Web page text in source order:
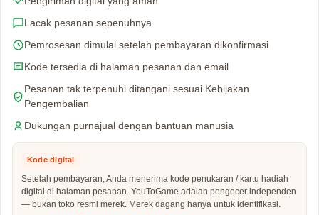
Lacak pesanan sepenuhnya
Pemrosesan dimulai setelah pembayaran dikonfirmasi
Kode tersedia di halaman pesanan dan email
Pesanan tak terpenuhi ditangani sesuai Kebijakan
Pengembalian
Dukungan purnajual dengan bantuan manusia
Kode digital
Setelah pembayaran, Anda menerima kode penukaran / kartu hadiah
digital di halaman pesanan. YouToGame adalah pengecer independen
— bukan toko resmi merek. Merek dagang hanya untuk identifikasi.